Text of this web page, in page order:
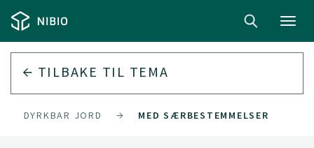
TILBAKE TIL TEMA
DYRKBAR JORD MED SÆRBESTEMMELSER